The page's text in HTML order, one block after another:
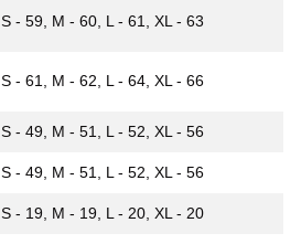
S - 59, M - 60, L - 61, XL - 63
S - 61, M - 62, L - 64, XL - 66
S - 49, M - 51, L - 52, XL - 56
S - 49, M - 51, L - 52, XL - 56
S - 19, M - 19, L - 20, XL - 20